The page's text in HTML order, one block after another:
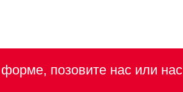
форме, позовите нас или нас